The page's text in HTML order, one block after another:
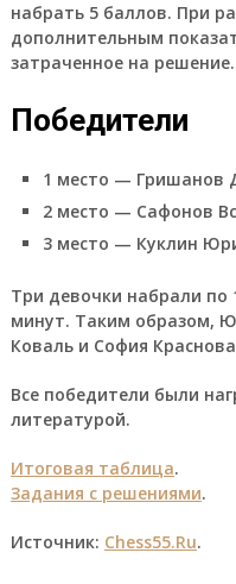
набрать 5 баллов. При
дополнительным
затраченное на решение.
Победители
1 место — Гришанов
2 место — Сафонов
3 место — Куклин
Три девочки набрали по
минут. Таким образом,
Коваль и София
Все победители были
литературой.
Итоговая таблица.
Задания с решениями.
Источник: Chess55.Ru.